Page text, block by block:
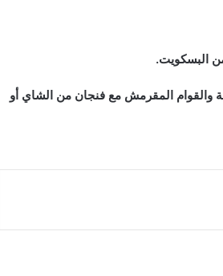
البسكويت.
والقوام المقرمش مع فنجان من الشاي أو